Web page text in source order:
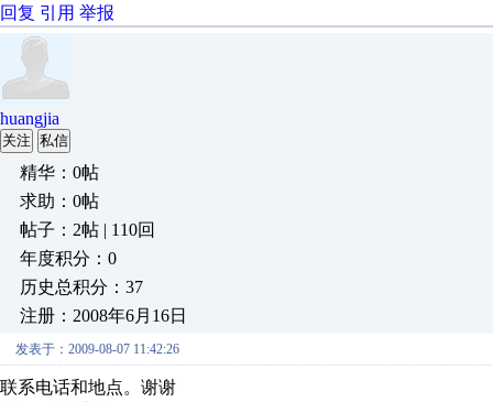
回复 引用 举报
huangjia
关注 私信
精华：0帖
求助：0帖
帖子：2帖 | 110回
年度积分：0
历史总积分：37
注册：2008年6月16日
发表于：2009-08-07 11:42:26
联系电话和地点。谢谢